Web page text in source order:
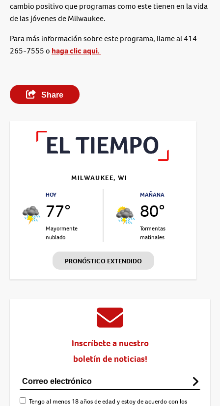
cambio positivo que programas como este tienen en la vida
de las jóvenes de Milwaukee.
Para más información sobre este programa, llame al 414-
265-7555 o haga clic aqui.
Share
MILWAUKEE, WI
HOY
77°
Mayormente
nublado
MAÑANA
80°
Tormentas
matinales
PRONÓSTICO EXTENDIDO
Inscríbete a nuestro
boletín de noticias!
Tengo al menos 18 años de edad y estoy de acuerdo con los